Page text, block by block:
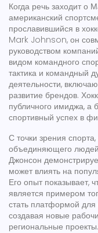
Когда речь заходит о
американский
прославившийся в
Mark Johnson, он
руководством
видом командного
тактика и командный
деятельности,
развитие брендов.
публичного имиджа, а
спортивный успех в
С точки зрения спорта,
объединяющего людей
Джонсон
может влиять на
Его опыт показывает,
является примером
стать платформой для
создавая новые
региональные проекты.